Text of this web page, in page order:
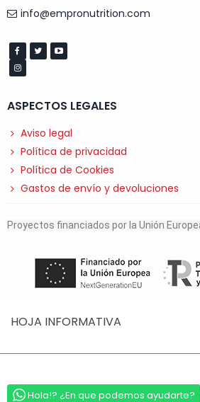
info@empronutrition.com
ASPECTOS LEGALES
Aviso legal
Política de privacidad
Política de Cookies
Gastos de envío y devoluciones
Proyectos financiados por la Unión
HOJA INFORMATIVA
© 2025 Powered by Davanter.
Hola!? ¿En que podemos ayudarte?